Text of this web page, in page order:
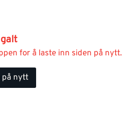
for å laste inn siden på nytt.
på nytt